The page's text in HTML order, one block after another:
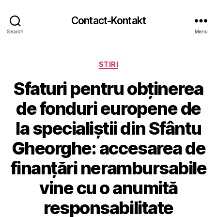
Search
Contact-Kontakt
Menu
Categories
STIRI
Sfaturi pentru obținerea
de fonduri europene de
la specialiștii din Sfântu
Gheorghe: accesarea de
finanțări nerambursabile
vine cu o anumită
responsabilitate